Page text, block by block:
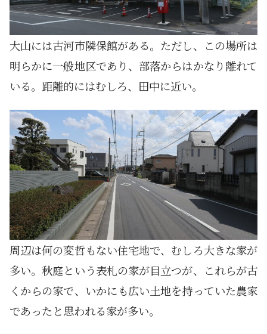
大山には古河市隣保館がある。ただし、この場所は
明らかに一般地区であり、部落からはかなり離れて
いる。距離的にはむしろ、田中に近い。
周辺は何の変哲もない住宅地で、むしろ大きな家が
多い。秋庭という表札の家が目立つが、これらが古
くからの家で、いかにも広い土地を持っていた農家
であったと思われる家が多い。